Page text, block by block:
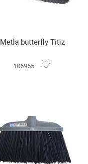
Metla butterfly Titiz
106955 ♡